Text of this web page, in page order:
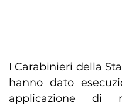
I Carabinieri della
hanno dato
applicazione di